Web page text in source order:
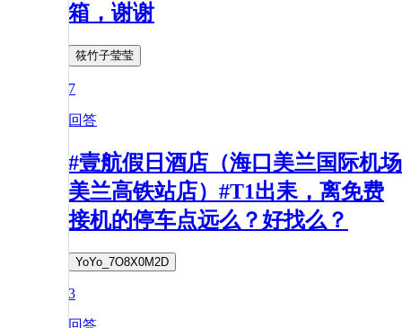
箱，谢谢
筱竹子莹莹
7
回答
#壹航假日酒店（海口美兰国际机场
美兰高铁站店）#T1出耒，离免费
接机的停车点远么？好找么？
YoYo_7O8X0M2D
3